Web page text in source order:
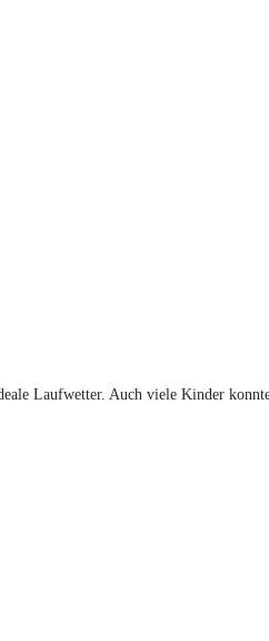
Laufwetter. Auch viele Kinder